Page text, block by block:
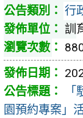
行
訓
園預約專案」